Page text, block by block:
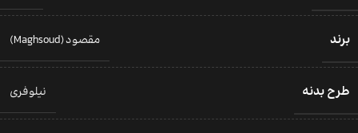
برند مقصود (Maghsoud)
طرح بدنه نیلوفری